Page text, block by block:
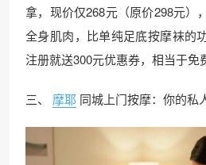
拿，现价仅268元（原价298元）
全身肌肉，比单纯足底按摩袜的
注册就送300元优惠券，相当于免
三、 摩耶 同城上门按摩：你的私